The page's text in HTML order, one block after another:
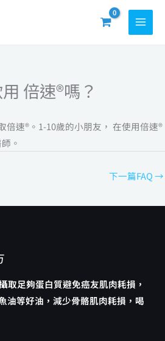
倍速®嗎？
倍速®。1-10歲的小朋友， 在使用倍速®
。
下一篇FAQ→
取足夠蛋白質避免癌友肌肉耗損，
油等好油，減少骨骼肌肉耗損，喝